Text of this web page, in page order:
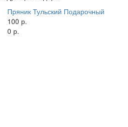
Пряник Тульский Подарочный
100 р.
0 р.